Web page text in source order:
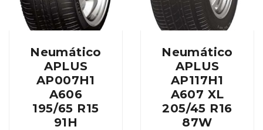
Neumático
APLUS
AP007H1
A606
195/65 R15
91H
Neumático
APLUS
AP117H1
A607 XL
205/45 R16
87W